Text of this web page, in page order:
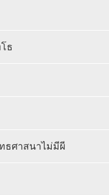
ธ
ธศาสนาไม่มีผี